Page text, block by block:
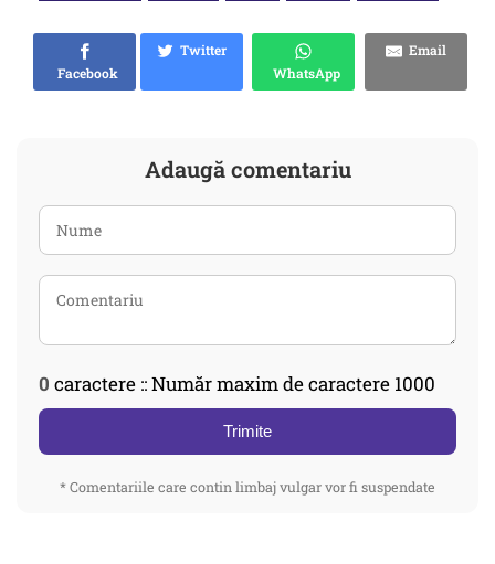
Facebook
Twitter
WhatsApp
Email
Adaugă comentariu
0 caractere :: Număr maxim de caractere 1000
Trimite
* Comentariile care contin limbaj vulgar vor fi suspendate